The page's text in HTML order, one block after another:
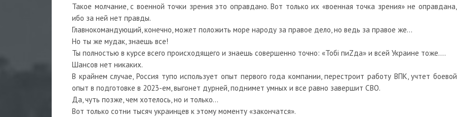
Такое молчание, с военной точки зрения это оправдано. Вот только их «военная точка зрения» не оправдана,
ибо за ней нет правды.
Главнокомандующий, конечно, может положить море народу за правое дело, но ведь за правое же…
Но ты же мудак, знаешь все!
Ты полностью в курсе всего происходящего и знаешь совершенно точно: «Тобi пиZда» и всей Украине тоже….
Шансов нет никаких.
В крайнем случае, Россия тупо использует опыт первого года компании, перестроит работу ВПК, учтет боевой
опыт в подготовке в 2023-ем, выгонет дурней, поднимет умных и все равно завершит СВО.
Да, чуть позже, чем хотелось, но и только…
Вот только сотни тысяч украинцев к этому моменту «закончатся».